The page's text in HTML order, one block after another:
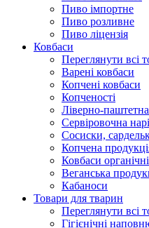
Пиво імпортне
Пиво розливне
Пиво ліцензія
Ковбаси
Переглянути всі
Варені ковбаси
Копчені ковбаси
Копченості
Ліверно-
Сервіровочна
Сосиски,
Копчена
Ковбаси органічні
Веганська
Кабаноси
Товари для тварин
Переглянути всі
Гігієнічні